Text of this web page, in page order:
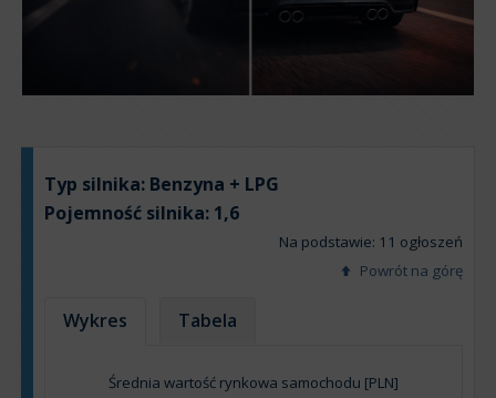
Typ silnika: Benzyna + LPG
Pojemność silnika: 1,6
Na podstawie: 11 ogłoszeń
Powrót na górę
Wykres Tabela
Średnia wartość rynkowa samochodu [PLN]